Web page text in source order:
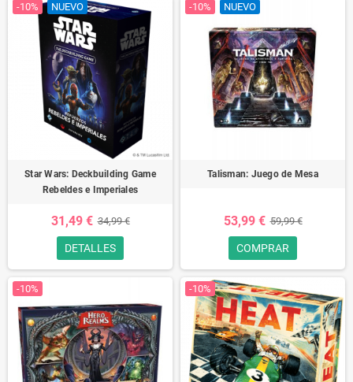
-10% NUEVO
Star Wars: Deckbuilding Game
Rebeldes e Imperiales
31,49 € 34,99 €
DETALLES
-10% NUEVO
Talisman: Juego de Mesa
53,99 € 59,99 €
COMPRAR
-10% -10%